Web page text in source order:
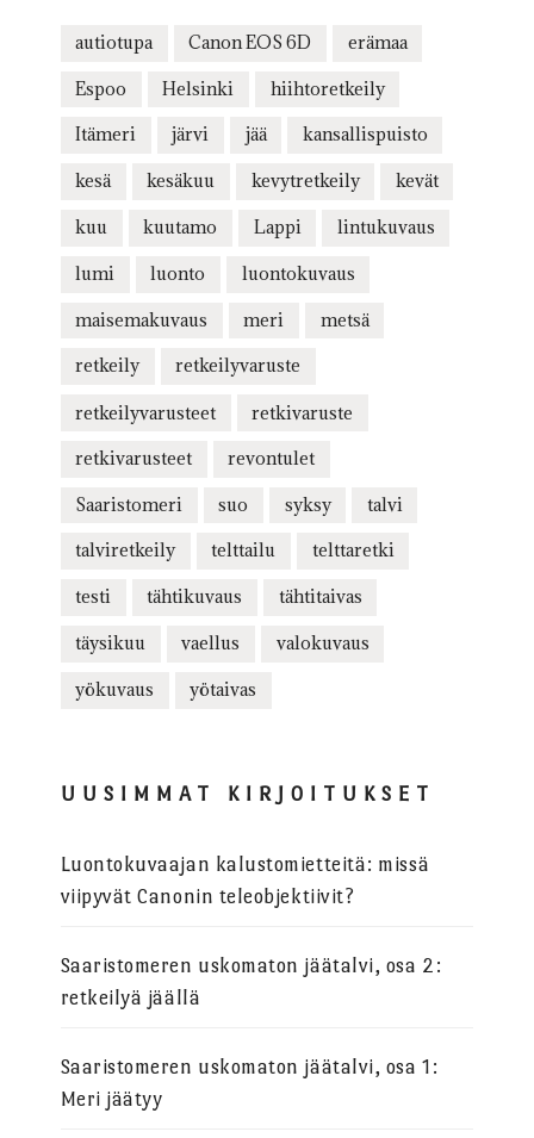
autiotupa Canon EOS 6D erämaa
Espoo Helsinki hiihtoretkeily
Itämeri järvi jää kansallispuisto
kesä kesäkuu kevytretkeily kevät
kuu kuutamo Lappi lintukuvaus
lumi luonto luontokuvaus
maisemakuvaus meri metsä
retkeily retkeilyvaruste
retkeilyvarusteet retkivaruste
retkivarusteet revontulet
Saaristomeri suo syksy talvi
talviretkeily telttailu telttaretki
testi tähtikuvaus tähtitaivas
täysikuu vaellus valokuvaus
yökuvaus yötaivas
UUSIMMAT KIRJOITUKSET
Luontokuvaajan kalustomietteitä: missä
viipyvät Canonin teleobjektiivit?
Saaristomeren uskomaton jäätalvi, osa 2:
retkeilyä jäällä
Saaristomeren uskomaton jäätalvi, osa 1:
Meri jäätyy